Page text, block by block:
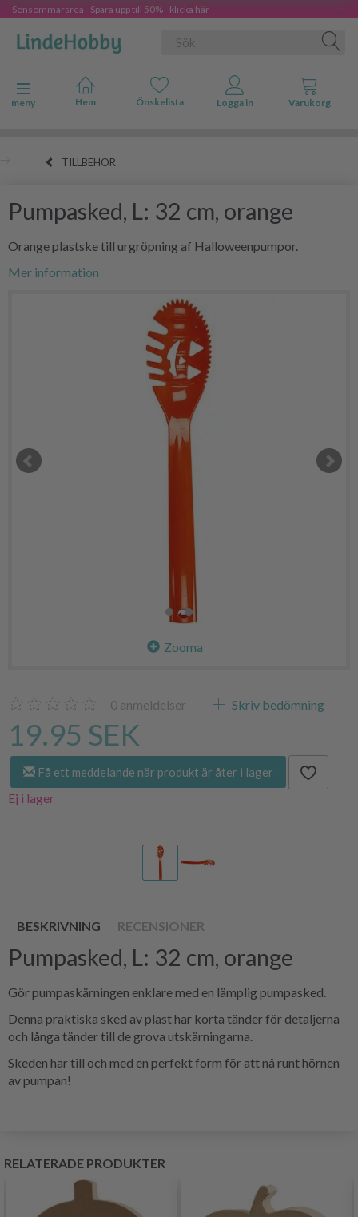
Sensommarsrea - Spara upp till 50% - klicka här
Ändra navigering
meny
TILLBEHÖR
Pumpasked, L: 32 cm, orange
Orange plastske till urgröpning af Halloweenpumpor.
Mer information
Zooma
0 anmeldelser Skriv bedömning
19.95 SEK
Få ett meddelande när produkt är åter i lager
Ej i lager
BESKRIVNING RECENSIONER
Pumpasked, L: 32 cm, orange
Gör pumpaskärningen enklare med en lämplig pumpasked.
Denna praktiska sked av plast har korta tänder för detaljerna
och långa tänder till de grova utskärningarna.
Skeden har till och med en perfekt form för att nå runt hörnen
av pumpan!
RELATERADE PRODUKTER